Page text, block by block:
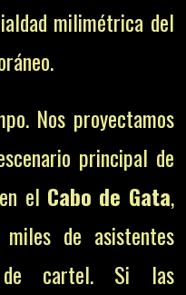
milimétrica del
Nos proyectamos
principal de
el Cabo de Gata,
de asistentes
de cartel. Si las